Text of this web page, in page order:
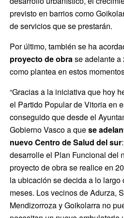
previsto en barrios como
de servicios que se prestarán.
Por último, también se ha
proyecto de obrase adelante a
como plantea en estos
“Gracias a la iniciativa que hoy
el Partido Popular de Vitoria en
conseguido que desde el
Gobierno Vasco a quese
nuevo Centro de Salud del sur
desarrolle el Plan Funcional del
proyecto de obra se realice en
la ubicación se decida a lo largo
meses. Los vecinos de Adurza,
Mendizorroza y Goikolarra no